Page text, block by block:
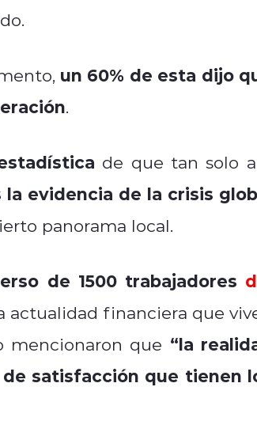
un 60% de esta dijo
.
de que tan solo
la evidencia de la crisis
panorama local.
de 1500 trabajadores
actualidad financiera que
mencionaron que “la
satisfacción que tienen